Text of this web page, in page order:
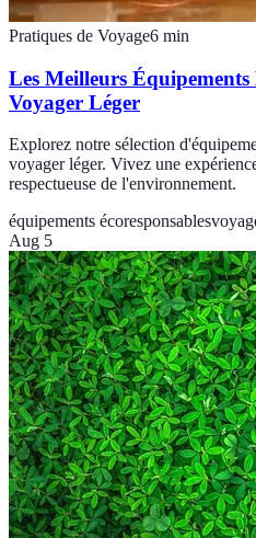
Pratiques de Voyage6 min
Les Meilleurs Équipements
Voyager Léger
Explorez notre sélection
voyager léger. Vivez une
respectueuse de l'environnement.
équipements écoresponsables
Aug 5